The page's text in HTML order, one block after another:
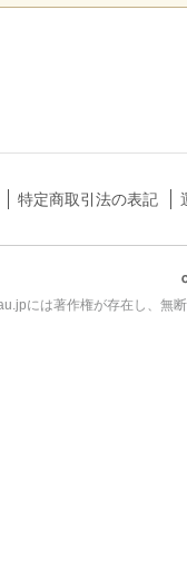
特定商取引法の表記
には著作権が存在し、無